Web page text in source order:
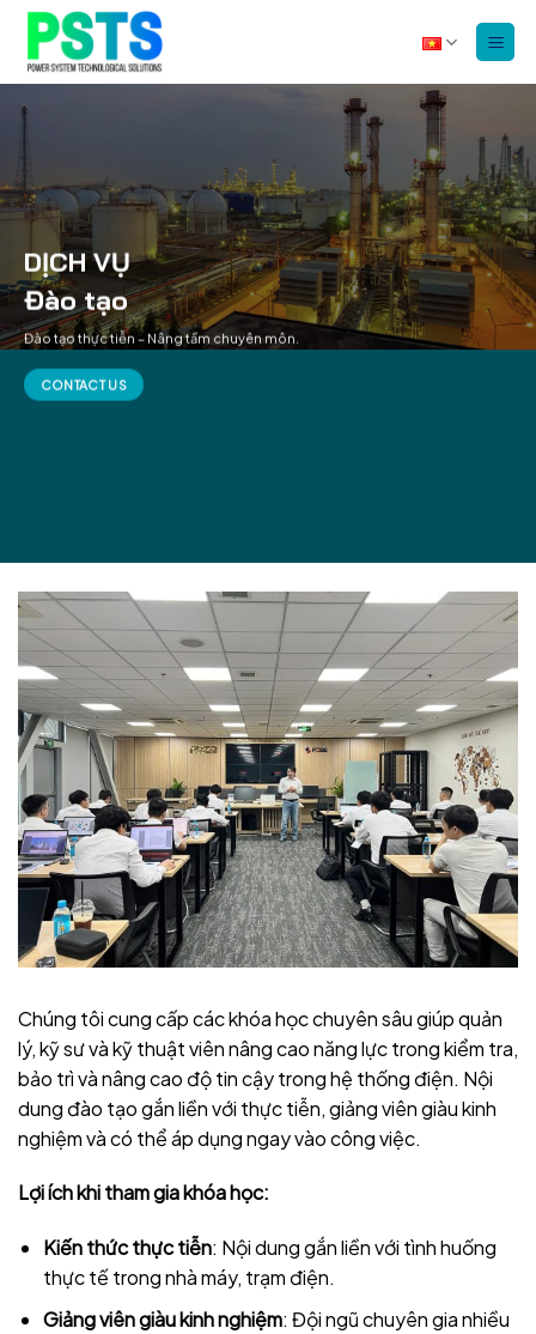
dung
DỊCH VỤ
Đào tạo
Đào tạo thực tiễn – Nâng tầm chuyên môn.
CONTACT US
Chúng tôi cung cấp các khóa học chuyên sâu giúp quản
lý, kỹ sư và kỹ thuật viên nâng cao năng lực trong kiểm tra,
bảo trì và nâng cao độ tin cậy trong hệ thống điện. Nội
dung đào tạo gắn liền với thực tiễn, giảng viên giàu kinh
nghiệm và có thể áp dụng ngay vào công việc.
Lợi ích khi tham gia khóa học:
Kiến thức thực tiễn: Nội dung gắn liền với tình huống
thực tế trong nhà máy, trạm điện.
Giảng viên giàu kinh nghiệm: Đội ngũ chuyên gia nhiều